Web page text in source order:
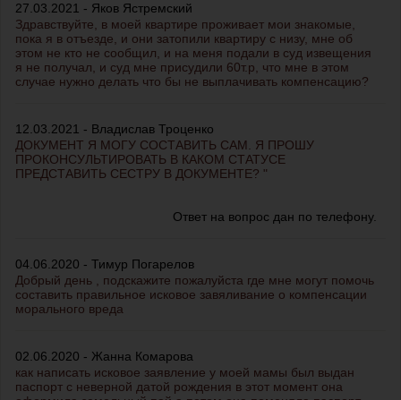
27.03.2021 - Яков Ястремский
Здравствуйте, в моей квартире проживает мои знакомые,
пока я в отъезде, и они затопили квартиру с низу, мне об
этом не кто не сообщил, и на меня подали в суд извещения
я не получал, и суд мне присудили 60т.р, что мне в этом
случае нужно делать что бы не выплачивать компенсацию?
12.03.2021 - Владислав Троценко
ДОКУМЕНТ Я МОГУ СОСТАВИТЬ САМ. Я ПРОШУ
ПРОКОНСУЛЬТИРОВАТЬ В КАКОМ СТАТУСЕ
ПРЕДСТАВИТЬ СЕСТРУ В ДОКУМЕНТЕ? "
Ответ на вопрос дан по телефону.
04.06.2020 - Тимур Погарелов
Добрый день , подскажите пожалуйста где мне могут помочь
составить правильное исковое завяливание о компенсации
морального вреда
02.06.2020 - Жанна Комарова
как написать исковое заявление у моей мамы был выдан
паспорт с неверной датой рождения в этот момент она